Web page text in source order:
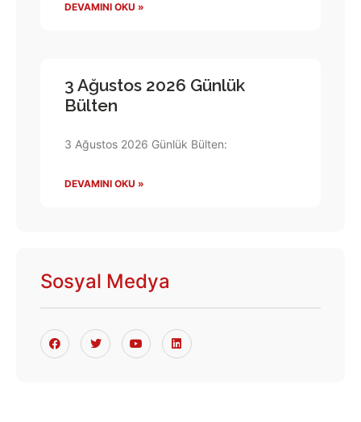
DEVAMINI OKU »
3 Ağustos 2026 Günlük
Bülten
3 Ağustos 2026 Günlük Bülten:
DEVAMINI OKU »
Sosyal Medya